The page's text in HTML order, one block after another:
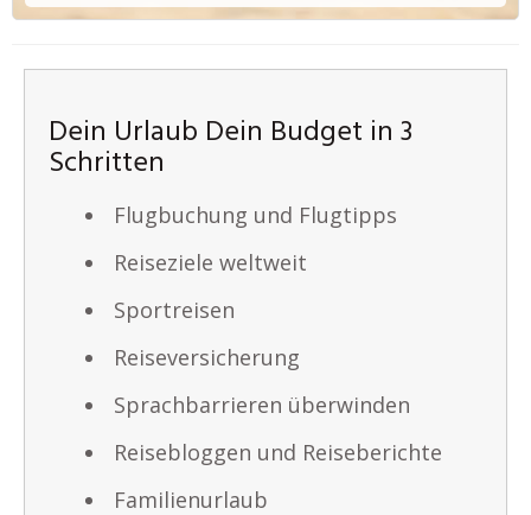
Dein Urlaub Dein Budget in 3
Schritten
Flugbuchung und Flugtipps
Reiseziele weltweit
Sportreisen
Reiseversicherung
Sprachbarrieren überwinden
Reisebloggen und Reiseberichte
Familienurlaub